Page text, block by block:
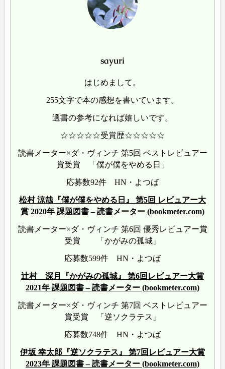
sayuri
はじめまして。
255文字で本の感想を書いています。
選書の参考になれば嬉しいです。
☆☆☆☆☆受賞歴☆☆☆☆☆
読書メーター×ダ・ヴィンチ 第5回 ベストレビュアー
賞受賞 「僕が僕をやめる日」
応募数92件 HN・よつば
松村 涼哉『僕が僕をやめる日』 第5回 レビュアー大
賞 2020年 課題図書 – 読書メーター (bookmeter.com)
読書メーター×ダ・ヴィンチ 第6回 優秀レビュアー賞
受賞 「かがみの孤城」
応募数599件 HN・よつば
辻村 深月『かがみの孤城』 第6回レビュアー大賞
2021年 課題図書 – 読書メーター (bookmeter.com)
読書メーター×ダ・ヴィンチ 第7回 ベストレビュアー
賞受賞 「逆ソクラテス」
応募数748件 HN・よつば
伊坂 幸太郎『逆ソクラテス』 第7回レビュアー大賞
2023年 課題図書 – 読書メーター (bookmeter.com)